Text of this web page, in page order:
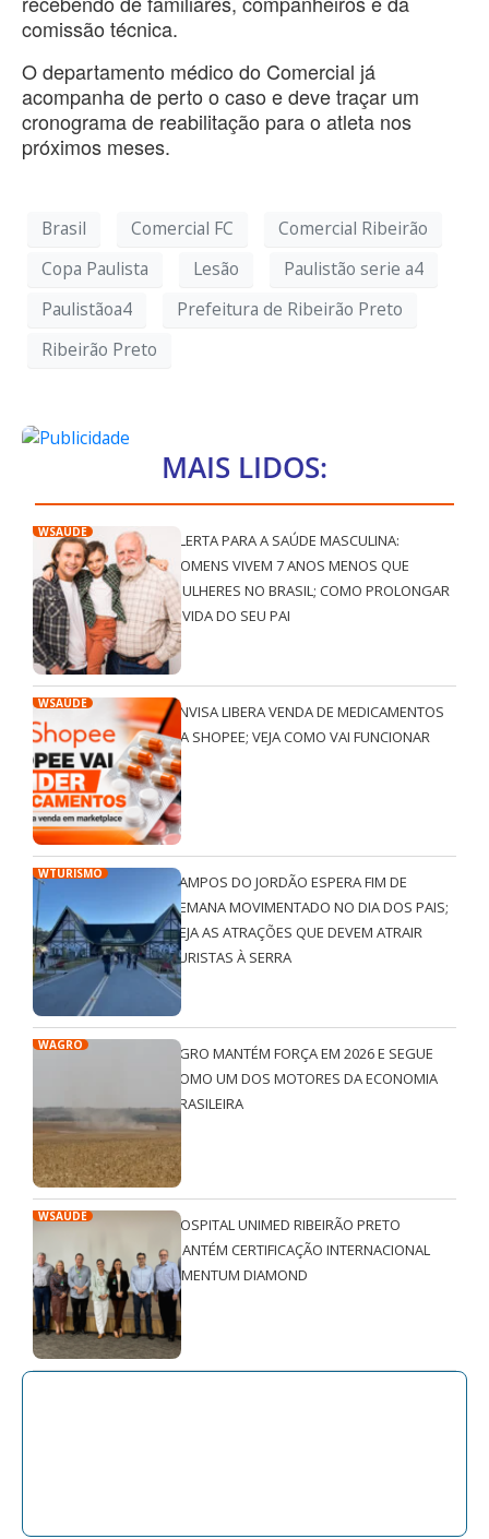
comissão técnica.
O departamento médico do Comercial já
acompanha de perto o caso e deve traçar um
cronograma de reabilitação para o atleta nos
próximos meses.
Brasil Comercial FC
Comercial Ribeirão
Copa Paulista
Lesão
Paulistão serie a4
Paulistãoa4
Prefeitura de Ribeirão Preto
Ribeirão Preto
MAIS LIDOS:
WSAÚDE
ALERTA PARA A SAÚDE MASCULINA:
HOMENS VIVEM 7 ANOS MENOS QUE
MULHERES NO BRASIL; COMO PROLONGAR
A VIDA DO SEU PAI
WSAÚDE
ANVISA LIBERA VENDA DE MEDICAMENTOS
NA SHOPEE; VEJA COMO VAI FUNCIONAR
WTURISMO
CAMPOS DO JORDÃO ESPERA FIM DE
SEMANA MOVIMENTADO NO DIA DOS PAIS;
VEJA AS ATRAÇÕES QUE DEVEM ATRAIR
TURISTAS À SERRA
WAGRO
AGRO MANTÉM FORÇA EM 2026 E SEGUE
COMO UM DOS MOTORES DA ECONOMIA
BRASILEIRA
WSAÚDE
HOSPITAL UNIMED RIBEIRÃO PRETO
MANTÉM CERTIFICAÇÃO INTERNACIONAL
QMENTUM DIAMOND